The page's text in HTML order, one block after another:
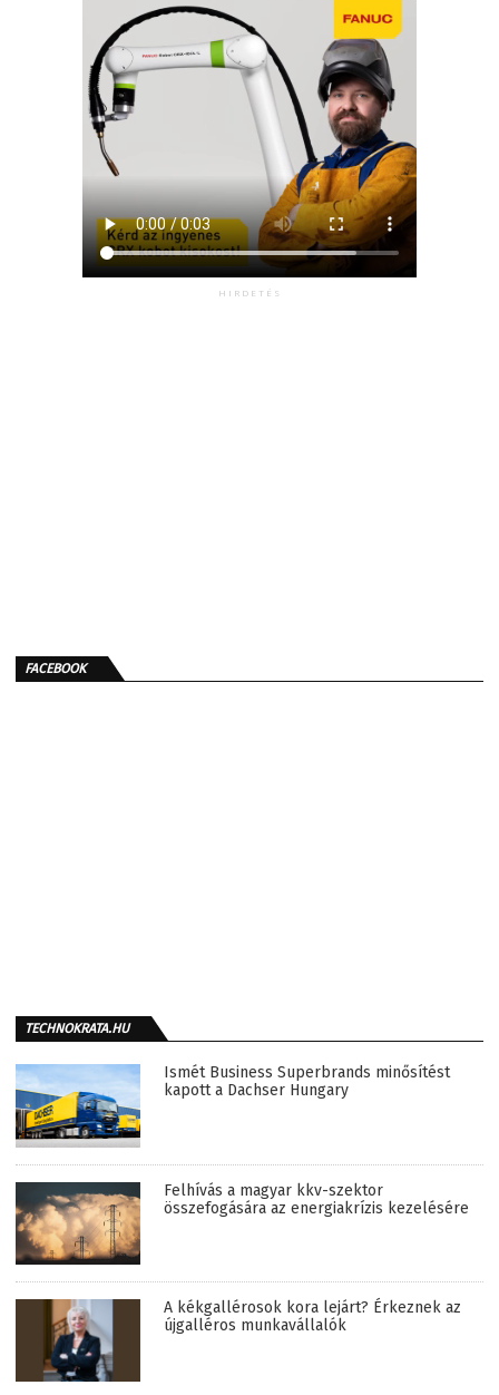
HIRDETÉS
FACEBOOK
TECHNOKRATA.HU
Ismét Business Superbrands minősítést
kapott a Dachser Hungary
Felhívás a magyar kkv-szektor
összefogására az energiakrízis kezelésére
A kékgallérosok kora lejárt? Érkeznek az
újgalléros munkavállalók